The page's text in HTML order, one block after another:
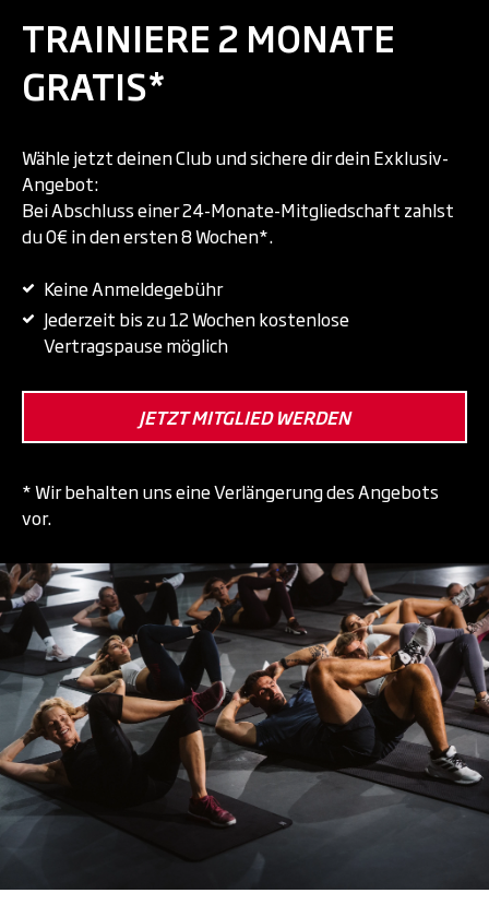
TRAINIERE 2 MONATE
GRATIS*
Wähle jetzt deinen Club und sichere dir dein Exklusiv-
Angebot:
Bei Abschluss einer 24-Monate-Mitgliedschaft zahlst
du 0€ in den ersten 8 Wochen*.
Keine Anmeldegebühr
Jederzeit bis zu 12 Wochen kostenlose
Vertragspause möglich
JETZT MITGLIED WERDEN
* Wir behalten uns eine Verlängerung des Angebots
vor.